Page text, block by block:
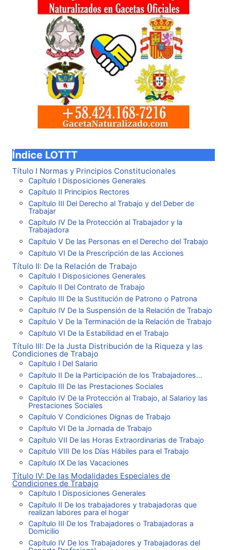
Índice LOTTT
Título I Normas y Principios Constitucionales
Capítulo I Disposiciones Generales
Capítulo II Principios Rectores
Capítulo III Del Derecho al Trabajo y del Deber de
Trabajar
Capítulo IV De la Protección al Trabajador y la
Trabajadora
Capítulo V De las Personas en el Derecho del Trabajo
Capítulo VI De la Prescripción de las Acciones
Título II: De la Relación de Trabajo
Capítulo I Disposiciones Generales
Capítulo II Del Contrato de Trabajo
Capítulo III De la Sustitución de Patrono o Patrona
Capítulo IV De la Suspensión de la Relación de Trabajo
Capítulo V De la Terminación de la Relación de Trabajo
Capítulo VI De la Estabilidad en el Trabajo
Título III: De la Justa Distribución de la Riqueza y las
Condiciones de Trabajo
Capítulo I Del Salario
Capítulo II De la Participación de los Trabajadores...
Capítulo III De las Prestaciones Sociales
Capítulo IV De la Protección al Trabajo, al Salarioy las
Prestaciones Sociales
Capítulo V Condiciones Dignas de Trabajo
Capítulo VI De la Jornada de Trabajo
Capítulo VII De las Horas Extraordinarias de Trabajo
Capítulo VIII De los Días Hábiles para el Trabajo
Capítulo IX De las Vacaciones
Título IV: De las Modalidades Especiales de
Condiciones de Trabajo
Capítulo I Disposiciones Generales
Capítulo II De los trabajadores y trabajadoras que
realizan labores para el hogar
Capítulo III De los Trabajadores o Trabajadoras a
Domicilio
Capítulo IV De los Trabajadores y Trabajadoras del